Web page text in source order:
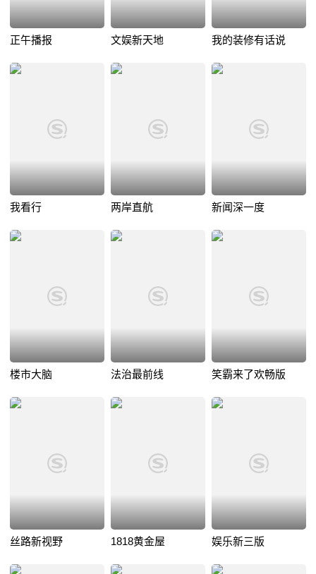
正午播报 文娱新天地 我的装修有话说
我看行 两岸直航 新闻深一度
楼市大脑 法治最前线 笑霸来了欢畅版
丝路新视野 1818黄金屋 娱乐新三版